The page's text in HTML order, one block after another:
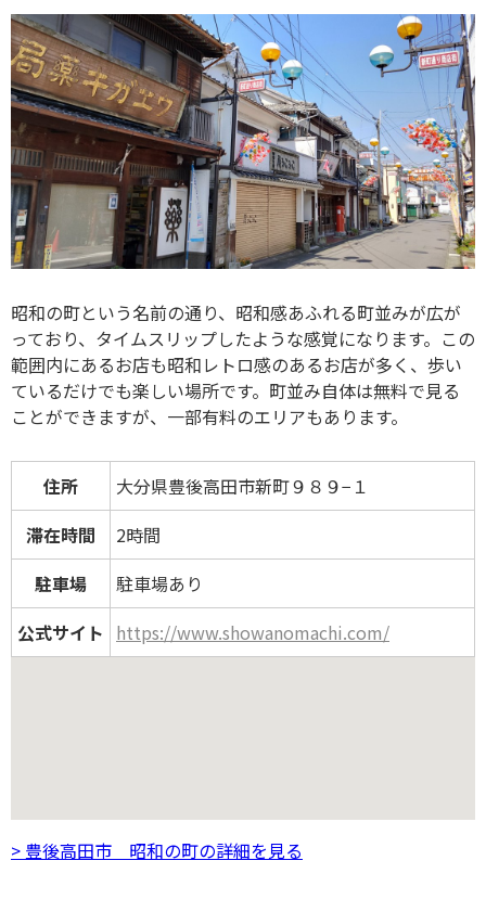
昭和の町という名前の通り、昭和感あふれる町並みが広が
っており、タイムスリップしたような感覚になります。この
範囲内にあるお店も昭和レトロ感のあるお店が多く、歩い
ているだけでも楽しい場所です。町並み自体は無料で見る
ことができますが、一部有料のエリアもあります。
住所
大分県豊後高田市新町９８９−１
滞在時間
2時間
駐車場
駐車場あり
公式サイト https://www.showanomachi.com/
> 豊後高田市 昭和の町の詳細を見る